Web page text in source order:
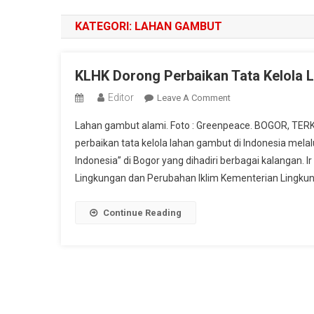
KATEGORI: LAHAN GAMBUT
KLHK Dorong Perbaikan Tata Kelola
Editor Leave A CommentOn
Dorong
Perbaikan
Tata
Kelola
Lahan gambut alami. Foto : Greenpeace. BOGOR,
perbaikan tata kelola lahan gambut di Indonesia
Indonesia” di Bogor yang dihadiri berbagai kalangan.
Lingkungan dan Perubahan Iklim Kementerian
Continue Reading